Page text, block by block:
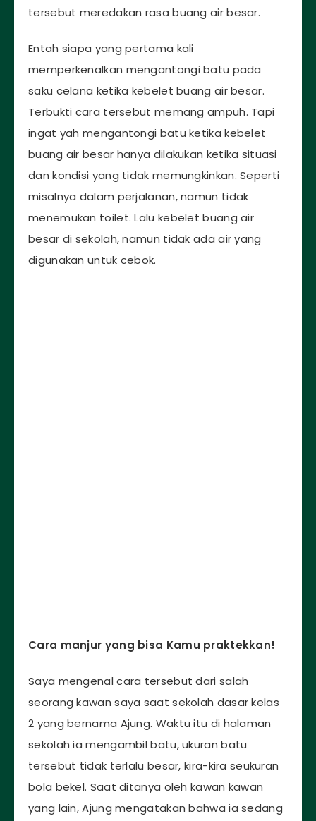
tersebut meredakan rasa buang air besar.
Entah siapa yang pertama kali
memperkenalkan mengantongi batu pada
saku celana ketika kebelet buang air besar.
Terbukti cara tersebut memang ampuh. Tapi
ingat yah mengantongi batu ketika kebelet
buang air besar hanya dilakukan ketika situasi
dan kondisi yang tidak memungkinkan. Seperti
misalnya dalam perjalanan, namun tidak
menemukan toilet. Lalu kebelet buang air
besar di sekolah, namun tidak ada air yang
digunakan untuk cebok.
Cara manjur yang bisa Kamu praktekkan!
Saya mengenal cara tersebut dari salah
seorang kawan saya saat sekolah dasar kelas
2 yang bernama Ajung. Waktu itu di halaman
sekolah ia mengambil batu, ukuran batu
tersebut tidak terlalu besar, kira-kira seukuran
bola bekel. Saat ditanya oleh kawan kawan
yang lain, Ajung mengatakan bahwa ia sedang